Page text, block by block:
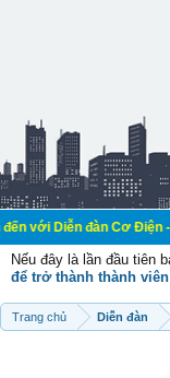
đàn Cơ Điện - Diễn
Nếu đây là lần đầu tiên
để trở thành thành viên
Trang chủ Diễn đàn